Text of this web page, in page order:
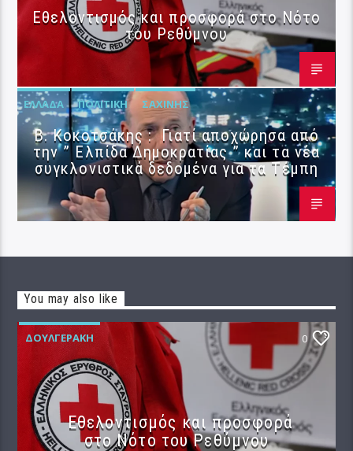
Εθελοντισμός και προσφορά στο Νότο
του Ρεθύμνου
ΕΛΛΆΔΑ ΠΟΛΙΤΙΚΉ ΣΑΧΊΝΗΣ
Β. Κοκοτσάκης : Γιατί αποχώρησα από
την ” Ελπίδα Δημοκρατίας ” και τα νέα
συγκλονιστικά δεδομένα για τα Τέμπη
You may also like
ΔΟΥΛΓΕΡΆΚΗ 0
Εθελοντισμός και προσφορά
στο Νότο του Ρεθύμνου